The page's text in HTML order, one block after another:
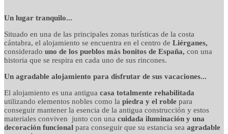
detalles cuidados con
mimo
Un lugar tranquilo...
Situado en una de las principales zonas turísticas de la costa
cántabra, el alojamiento se encuentra en el centro de Liérganes,
considerado uno de los pueblos más bonitos de España, con una
historia que se respira en cada uno de sus rincones.
Un agradable alojamiento para disfrutar de sus vacaciones...
El alojamiento es una antigua casa totalmente rehabilitada
utilizando elementos nobles como la piedra y el roble para
conseguir mantener la esencia de la antigua construcción y estos
materiales conviven junto con una cuidada iluminación y una
decoración funcional para conseguir que su estancia sea agradable